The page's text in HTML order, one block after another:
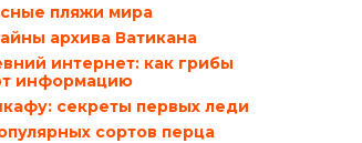
пляжи мира
архива Ватикана
интернет: как грибы
информацию
секреты первых леди
сортов перца